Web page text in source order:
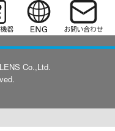
Co.,Ltd.